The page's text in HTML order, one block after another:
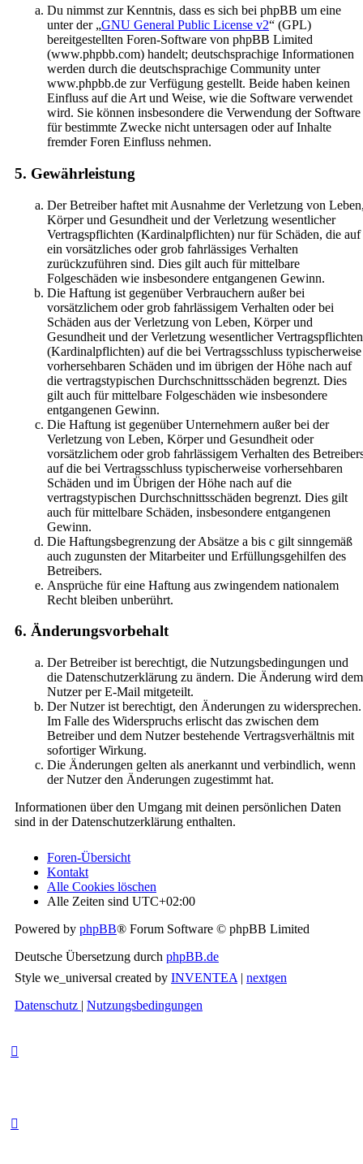
Du nimmst zur Kenntnis, dass es sich bei phpBB um eine
unter der „GNU General Public License v2“ (GPL)
bereitgestellten Foren-Software von phpBB Limited
(www.phpbb.com) handelt; deutschsprachige Informationen
werden durch die deutschsprachige Community unter
www.phpbb.de zur Verfügung gestellt. Beide haben keinen
Einfluss auf die Art und Weise, wie die Software verwendet
wird. Sie können insbesondere die Verwendung der Software
für bestimmte Zwecke nicht untersagen oder auf Inhalte
fremder Foren Einfluss nehmen.
5. Gewährleistung
Der Betreiber haftet mit Ausnahme der Verletzung von
Körper und Gesundheit und der Verletzung wesentlicher
Vertragspflichten (Kardinalpflichten) nur für Schäden, die auf
ein vorsätzliches oder grob fahrlässiges Verhalten
zurückzuführen sind. Dies gilt auch für mittelbare
Folgeschäden wie insbesondere entgangenen Gewinn.
Die Haftung ist gegenüber Verbrauchern außer bei
vorsätzlichem oder grob fahrlässigem Verhalten oder bei
Schäden aus der Verletzung von Leben, Körper und
Gesundheit und der Verletzung wesentlicher Vertragspflichten
(Kardinalpflichten) auf die bei Vertragsschluss typischerweise
vorhersehbaren Schäden und im übrigen der Höhe nach auf
die vertragstypischen Durchschnittsschäden begrenzt. Dies
gilt auch für mittelbare Folgeschäden wie insbesondere
entgangenen Gewinn.
Die Haftung ist gegenüber Unternehmern außer bei der
Verletzung von Leben, Körper und Gesundheit oder
vorsätzlichem oder grob fahrlässigem Verhalten des
auf die bei Vertragsschluss typischerweise vorhersehbaren
Schäden und im Übrigen der Höhe nach auf die
vertragstypischen Durchschnittsschäden begrenzt. Dies gilt
auch für mittelbare Schäden, insbesondere entgangenen
Gewinn.
Die Haftungsbegrenzung der Absätze a bis c gilt sinngemäß
auch zugunsten der Mitarbeiter und Erfüllungsgehilfen des
Betreibers.
Ansprüche für eine Haftung aus zwingendem nationalem
Recht bleiben unberührt.
6. Änderungsvorbehalt
Der Betreiber ist berechtigt, die Nutzungsbedingungen und
die Datenschutzerklärung zu ändern. Die Änderung wird dem
Nutzer per E-Mail mitgeteilt.
Der Nutzer ist berechtigt, den Änderungen zu widersprechen.
Im Falle des Widerspruchs erlischt das zwischen dem
Betreiber und dem Nutzer bestehende Vertragsverhältnis mit
sofortiger Wirkung.
Die Änderungen gelten als anerkannt und verbindlich, wenn
der Nutzer den Änderungen zugestimmt hat.
Informationen über den Umgang mit deinen persönlichen Daten
sind in der Datenschutzerklärung enthalten.
Foren-Übersicht
Kontakt
Alle Cookies löschen
Alle Zeiten sind UTC+02:00
Powered by phpBB® Forum Software © phpBB Limited
Deutsche Übersetzung durch phpBB.de
Style we_universal created by INVENTEA | nextgen
Datenschutz | Nutzungsbedingungen